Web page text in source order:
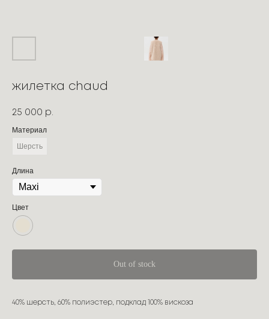
жилетка chaud
25 000 р.
Материал
Шерсть
Длина
Цвет
Out of stock
40% шерсть, 60% полиэстер, подклад 100% вискоза